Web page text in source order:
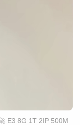
E3 8G 1T 2IP 500M